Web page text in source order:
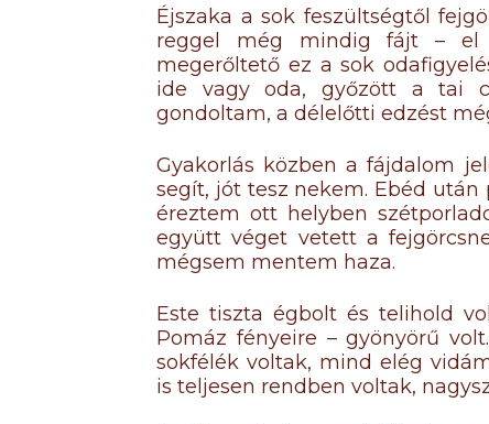
Éjszaka a sok feszültségtől
reggel még mindig fájt – el
megerőltető ez a sok
ide vagy oda, győzött a tai
gondoltam, a délelőtti edzést
Gyakorlás közben a fájdalom
segít, jót tesz nekem. Ebéd
éreztem ott helyben
együtt véget vetett a
mégsem mentem haza.
Este tiszta égbolt és telihold
Pomáz fényeire – gyönyörű volt.
sokfélék voltak, mind elég
is teljesen rendben voltak,